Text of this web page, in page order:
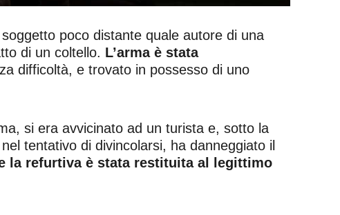
poco distante quale autore di una
di un coltello. L’arma è stata
difficoltà, e trovato in possesso di uno
si era avvicinato ad un turista e, sotto la
tentativo di divincolarsi, ha danneggiato il
la refurtiva è stata restituita al legittimo